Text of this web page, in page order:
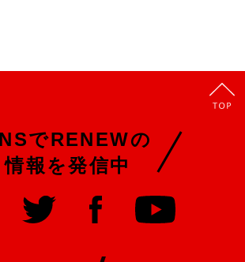
でRENEWの
情報を発信中